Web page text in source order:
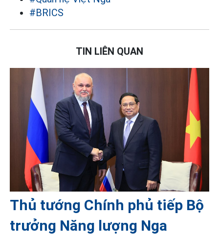
#BRICS
TIN LIÊN QUAN
Thủ tướng Chính phủ tiếp Bộ
trưởng Năng lượng Nga